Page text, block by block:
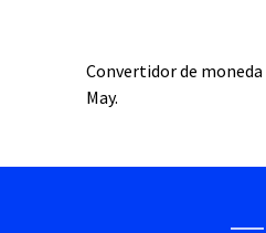
Convertidor de moneda
May.